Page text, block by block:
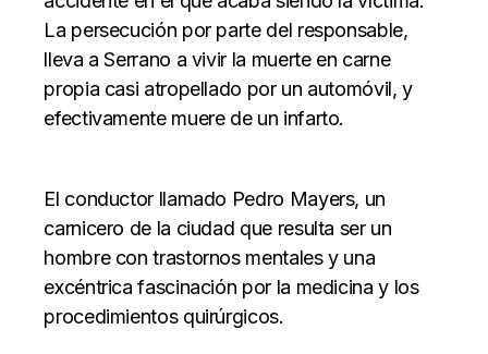
La persecución por parte del responsable,
lleva a Serrano a vivir la muerte en carne
propia casi atropellado por un automóvil, y
efectivamente muere de un infarto.
El conductor llamado Pedro Mayers, un
carnicero de la ciudad que resulta ser un
hombre con trastornos mentales y una
excéntrica fascinación por la medicina y los
procedimientos quirúrgicos.